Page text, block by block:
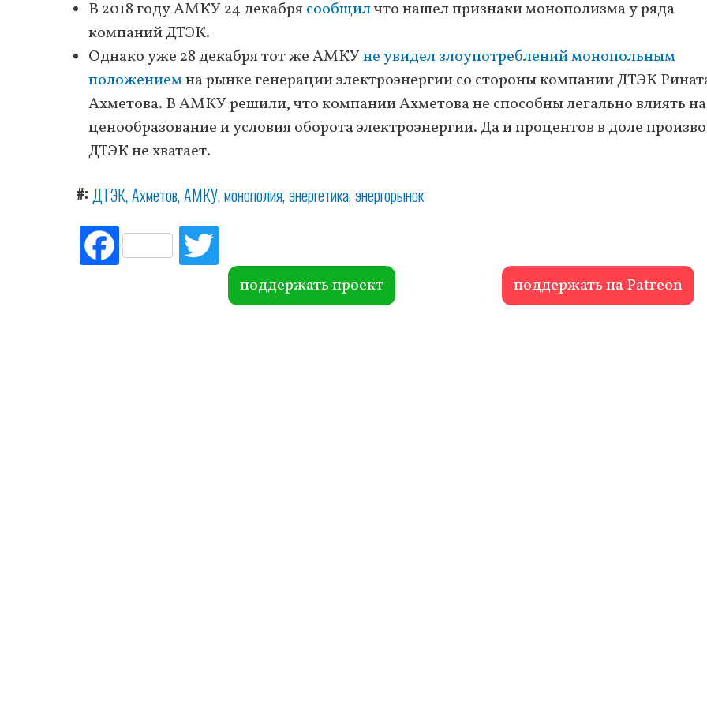
В 2018 году АМКУ 24 декабрясообщилчто нашел признаки монополизма у ряда
компаний ДТЭК.
Однако уже 28 декабря тот же АМКУне увидел злоупотреблений монопольным
положениемна рынке генерации электроэнергии со стороны компании ДТЭК
Ахметова. В АМКУ решили, что компании Ахметова не способны легально влиять на
ценообразование и условия оборота электроэнергии. Да и процентов в доле
ДТЭК не хватает.
# ДТЭК Ахметов АМКУ монополия энергетика энергорынок
Fac
ebo itte
r поддержать проект поддержать на Patreon